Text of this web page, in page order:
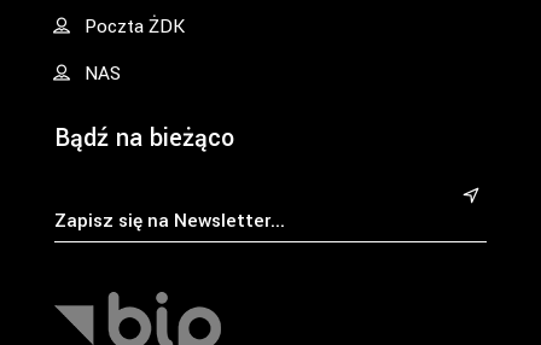
Poczta ŻDK
NAS
Bądź na bieżąco
&